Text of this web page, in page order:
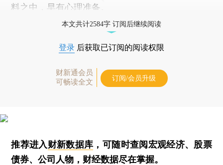
料之中，早有心理准备。
本文共计2584字 订阅后继续阅读
登录 后获取已订阅的阅读权限
财新通会员
可畅读全文
订阅/会员升级
推荐进入财新数据库 ，可随时查阅宏观经济、股票
债券、公司人物，财经数据尽在掌握。